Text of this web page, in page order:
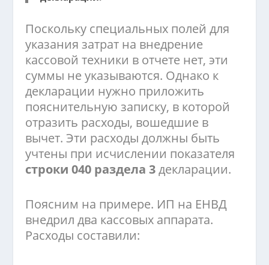
Поскольку специальных полей для
указания затрат на внедрение
кассовой техники в отчете нет, эти
суммы не указываются. Однако к
декларации нужно приложить
пояснительную записку, в которой
отразить расходы, вошедшие в
вычет. Эти расходы должны быть
учтены при исчислении показателя
строки 040 раздела 3декларации.
Поясним на примере. ИП на ЕНВД
внедрил два кассовых аппарата.
Расходы составили: